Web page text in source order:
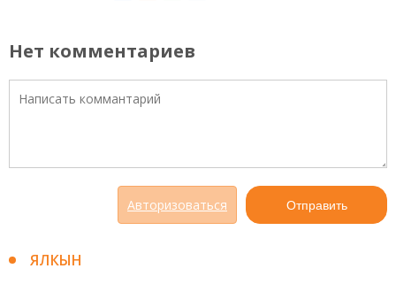
Нет комментариев
Авторизоваться Отправить
ЯЛКЫН